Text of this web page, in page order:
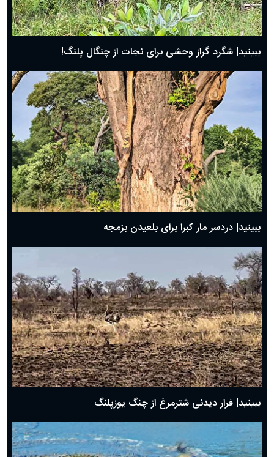
ببینید| شگرد گراز وحشی برای نجات از چنگال پلنگ!
ببینید| دردسر مار کبرا برای بلعیدن بزمجه
ببینید| فرار دیدنی شترمرغ از چنگ یوزپلنگ